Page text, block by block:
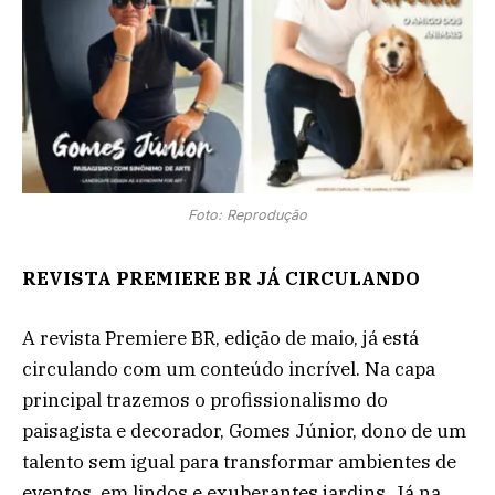
Foto: Reprodução
REVISTA PREMIERE BR JÁ CIRCULANDO
A revista Premiere BR, edição de maio, já está
circulando com um conteúdo incrível. Na capa
principal trazemos o profissionalismo do
paisagista e decorador, Gomes Júnior, dono de um
talento sem igual para transformar ambientes de